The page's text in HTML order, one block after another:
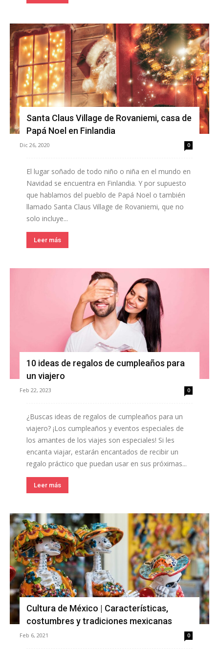
Santa Claus Village de Rovaniemi, casa de
Papá Noel en Finlandia
Dic 26, 2020 0
El lugar soñado de todo niño o niña en el mundo en
Navidad se encuentra en Finlandia. Y por supuesto
que hablamos del pueblo de Papá Noel o también
llamado Santa Claus Village de Rovaniemi, que no
solo incluye...
Leer más
10 ideas de regalos de cumpleaños para
un viajero
Feb 22, 2023 0
¿Buscas ideas de regalos de cumpleaños para un
viajero? ¡Los cumpleaños y eventos especiales de
los amantes de los viajes son especiales! Si les
encanta viajar, estarán encantados de recibir un
regalo práctico que puedan usar en sus próximas...
Leer más
Cultura de México | Características,
costumbres y tradiciones mexicanas
Feb 6, 2021 0